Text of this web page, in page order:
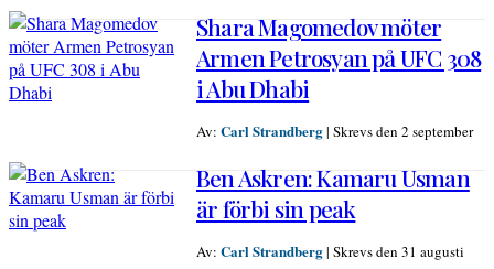
Shara Magomedov möter
Armen Petrosyan på UFC 308
i Abu Dhabi
Av: Carl Strandberg| Skrevs den 2 september
Ben Askren: Kamaru Usman
är förbi sin peak
Av: Carl Strandberg| Skrevs den 31 augusti